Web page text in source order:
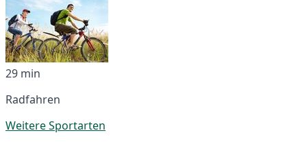
29 min
Radfahren
Weitere Sportarten